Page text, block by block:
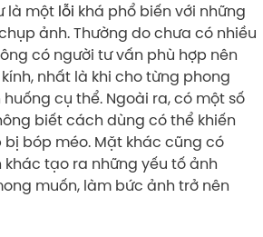
là một lỗi khá phổ biến với những
ảnh. Thường do chưa có nhiều
có người tư vấn phù hợp nên
nhất là khi cho từng phong
cụ thể. Ngoài ra, có một số
biết cách dùng có thể khiến
bóp méo. Mặt khác cũng có
khác tạo ra những yếu tố ảnh
muốn, làm bức ảnh trở nên